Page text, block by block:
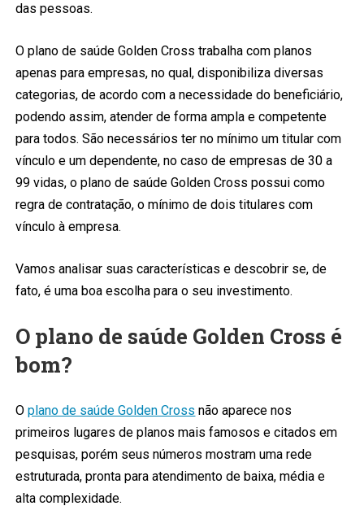
das pessoas.
O plano de saúde Golden Cross trabalha com planos
apenas para empresas, no qual, disponibiliza diversas
categorias, de acordo com a necessidade do beneficiário,
podendo assim, atender de forma ampla e competente
para todos. São necessários ter no mínimo um titular com
vínculo e um dependente, no caso de empresas de 30 a
99 vidas, o plano de saúde Golden Cross possui como
regra de contratação, o mínimo de dois titulares com
vínculo à empresa.
Vamos analisar suas características e descobrir se, de
fato, é uma boa escolha para o seu investimento.
O plano de saúde Golden Cross é
bom?
Oplano de saúde Golden Cross não aparece nos
primeiros lugares de planos mais famosos e citados em
pesquisas, porém seus números mostram uma rede
estruturada, pronta para atendimento de baixa, média e
alta complexidade.